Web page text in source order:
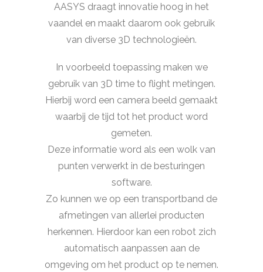
AASYS draagt innovatie hoog in het
vaandel en maakt daarom ook gebruik
van diverse 3D technologieën.
In voorbeeld toepassing maken we
gebruik van 3D time to flight metingen.
Hierbij word een camera beeld gemaakt
waarbij de tijd tot het product word
gemeten.
Deze informatie word als een wolk van
punten verwerkt in de besturingen
software.
Zo kunnen we op een transportband de
afmetingen van allerlei producten
herkennen. Hierdoor kan een robot zich
automatisch aanpassen aan de
omgeving om het product op te nemen.